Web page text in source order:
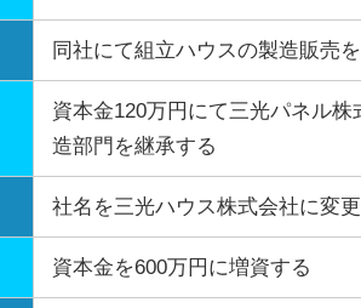
同社にて組立ハウスの製造販売
資本金120万円にて三光パネル
造部門を継承する
社名を三光ハウス株式会社に変
資本金を600万円に増資する